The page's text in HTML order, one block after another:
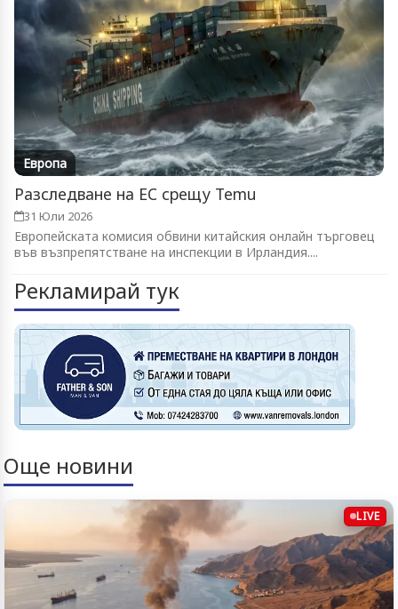
Европа
Разследване на ЕС срещу Temu
31 Юли 2026
Европейската комисия обвини китайския онлайн търговец
във възпрепятстване на инспекции в Ирландия....
Рекламирай тук
Още новини
LIVE